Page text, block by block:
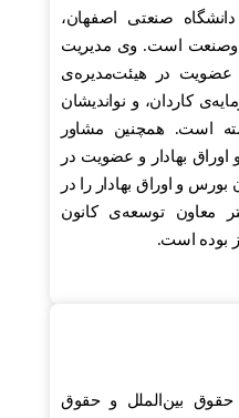
صنعتی اصفهان،
است. وی مدیریت
عضویت در هیئت‌مدیره‌ی
کاردان، و نواندیشان
است. همچنین مشاور
بهادار ‏و ‏عضویت در
و اوراق ‏بهادار را در
معاون توسعه‌ی کانون
بوده است.‏
حقوق بین‌الملل و حقوق